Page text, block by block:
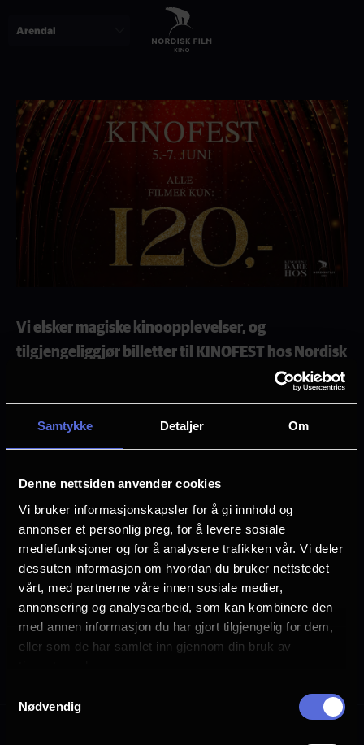
Samtykke Detaljer Om
Denne nettsiden anvender cookies
Vi bruker informasjonskapsler for å gi innhold og
annonser et personlig preg, for å levere sosiale
mediefunksjoner og for å analysere trafikken vår. Vi deler
dessuten informasjon om hvordan du bruker nettstedet
vårt, med partnerne våre innen sosiale medier,
annonsering og analysearbeid, som kan kombinere den
med annen informasjon du har gjort tilgjengelig for dem,
eller som de har samlet inn gjennom din bruk av
tjenestene deres.
Nødvendig
Vi elsker magiske kinoopplevelser, og
tilgjengeliggjør billetter til KINOFEST hos Nordisk
Finn ditt neste magiske kinobesøk i listen
5. - 7. juni koster alle filmer kun 120,-*.
Sjekk ut programmet
*Tillegg for gullrekke i salene kan forekomme
Paragraphs
Se programmet her